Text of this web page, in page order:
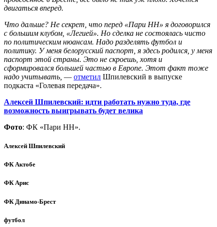
двигаться вперед.
Что дальше? Не секрет, что перед «Пари НН» я договорился
с большим клубом, «Легией». Но сделка не состоялась чисто
по политическим нюансам. Надо разделять футбол и
политику. У меня белорусский паспорт, я здесь родился, у меня
паспорт этой страны. Это не скроешь, хотя и
сформировался большей частью в Европе. Этот факт тоже
надо учитывать, — отметил Шпилевский в выпуске
подкаста «Голевая передача».
Алексей Шпилевский: идти работать нужно туда, где
возможность выигрывать будет велика
Фото: ФК «Пари НН».
Алексей Шпилевский
ФК Актобе
ФК Арис
ФК Динамо-Брест
футбол